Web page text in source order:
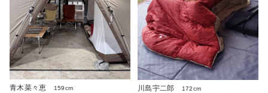
青木菜々恵
159cm
川島宇二郎
172cm